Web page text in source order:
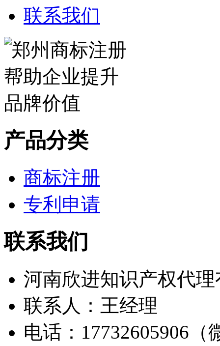
联系我们
产品分类
商标注册
专利申请
联系我们
河南欣进知识产权代
联系人：王经理
电话：17732605906（